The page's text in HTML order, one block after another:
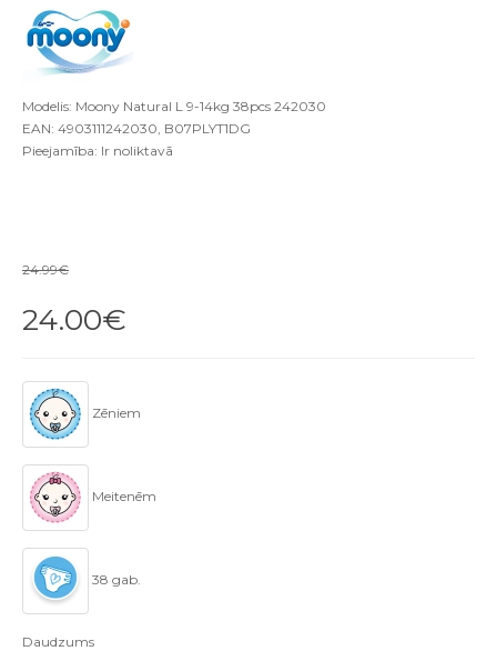
Modelis: Moony Natural L 9-14kg 38pcs 242030
EAN: 4903111242030, B07PLYT1DG
Pieejamība: Ir noliktavā
24.99€
24.00€
Zēniem
Meitenēm
38 gab.
Daudzums